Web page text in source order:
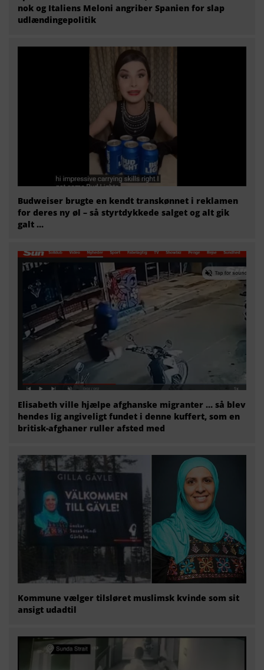
nok og Italiens Meloni angriber Spanien for slap
udlændingepolitik
Budweiser brugte en kendt transkønnet i reklamen
for deres ny øl – så styrtdykkede salget og alt gik
galt …
Elisabeth ville hjælpe afghanske migranter … så blev
hendes lig angiveligt fundet i denne kuffert, som en
britisk-afghaner ruller afsted med
Kommune vælger tilsløret muslimsk kvinde som sit
ansigt udadtil